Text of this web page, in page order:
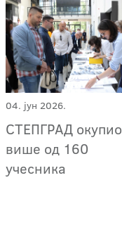
04. јун 2026.
СТЕПГРАД окупио
више од 160
учесника